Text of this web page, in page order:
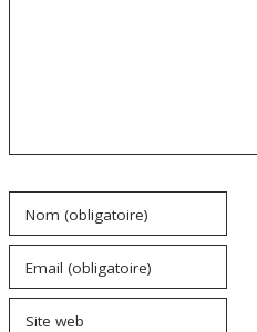
Nom (obligatoire)
Email (obligatoire)
Site web